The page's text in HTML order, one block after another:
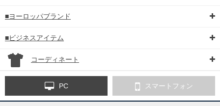
■ヨーロッパブランド
■ビジネスアイテム
コーディネート
PC スマートフォン